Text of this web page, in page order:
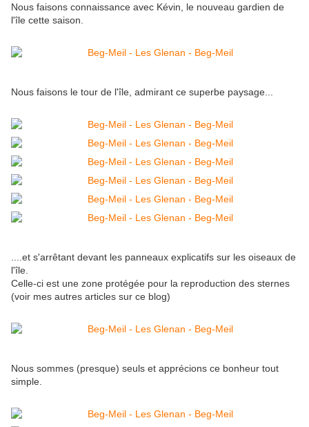
Nous faisons connaissance avec Kévin, le nouveau gardien de
l'île cette saison.
Nous faisons le tour de l'île, admirant ce superbe paysage...
....et s'arrêtant devant les panneaux explicatifs sur les oiseaux de
l'île.
Celle-ci est une zone protégée pour la reproduction des sternes
(voir mes autres articles sur ce blog)
Nous sommes (presque) seuls et apprécions ce bonheur tout
simple.